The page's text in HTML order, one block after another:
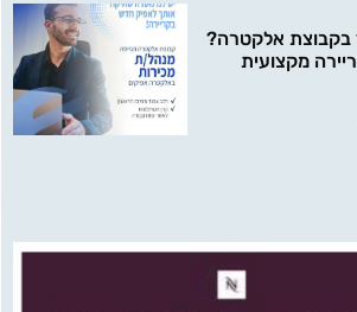
בקבוצת אלקטרה?
מקצועית